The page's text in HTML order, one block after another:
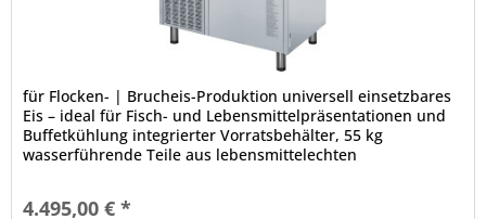
für Flocken- | Brucheis-Produktion universell einsetzbares
Eis – ideal für Fisch- und Lebensmittelpräsentationen und
Buffetkühlung integrierter Vorratsbehälter, 55 kg
wasserführende Teile aus lebensmittelechten
4.495,00 € *